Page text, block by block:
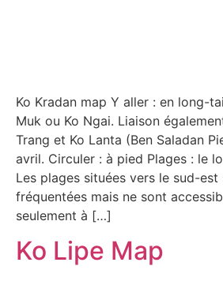
Ko Kradan map Y aller : en long-
Muk ou Ko Ngai. Liaison
Trang et Ko Lanta (Ben Saladan
avril. Circuler : à pied Plages : le
Les plages situées vers le sud-
fréquentées mais ne sont
seulement à […]
Ko Lipe Map